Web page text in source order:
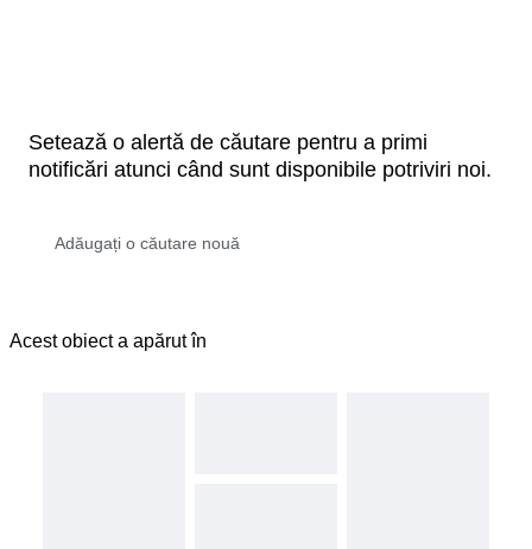
Setează o alertă de căutare pentru a primi
notificări atunci când sunt disponibile potriviri noi.
Acest obiect a apărut în